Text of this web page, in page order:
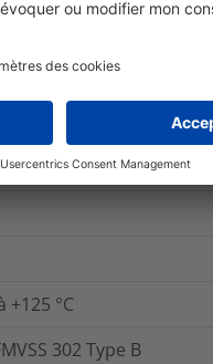
°C
+125 °C
302 Type B